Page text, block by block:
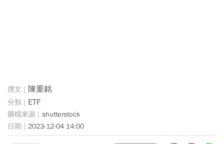
陳重銘
ETF
shutterstock
2023-12-04 14:00